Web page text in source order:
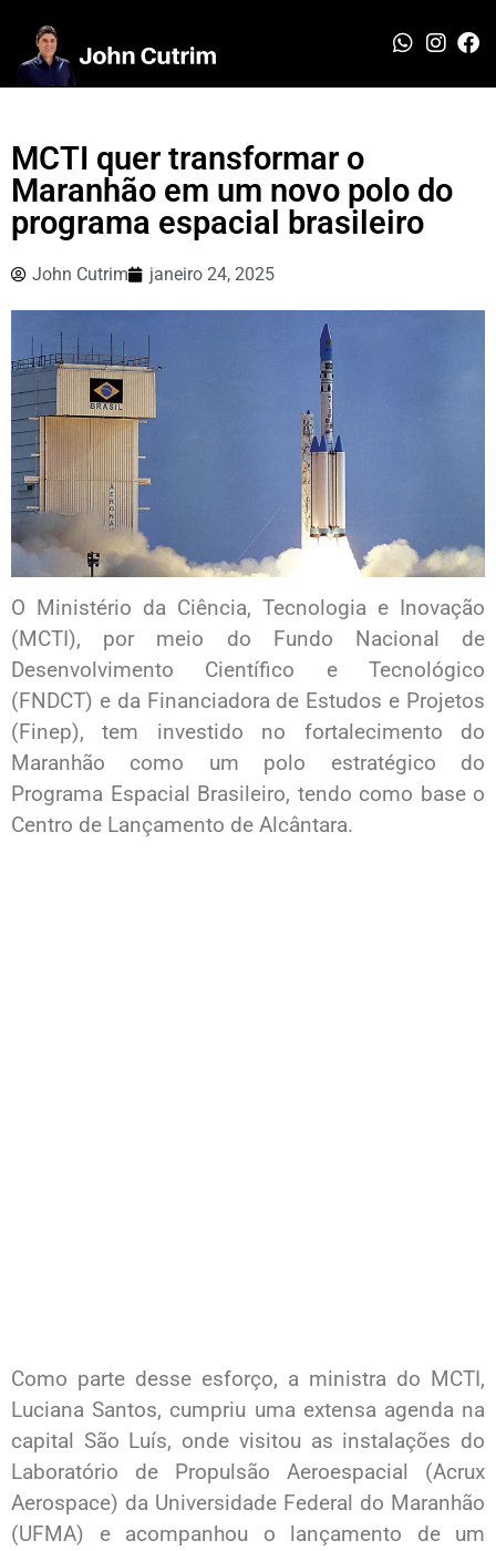
MCTI quer transformar o
Maranhão em um novo polo do
programa espacial brasileiro
John Cutrim janeiro 24, 2025
O Ministério da Ciência, Tecnologia e Inovação
(MCTI), por meio do Fundo Nacional de
Desenvolvimento Científico e Tecnológico
(FNDCT) e da Financiadora de Estudos e Projetos
(Finep), tem investido no fortalecimento do
Maranhão como um polo estratégico do
Programa Espacial Brasileiro, tendo como base o
Centro de Lançamento de Alcântara.
Como parte desse esforço, a ministra do MCTI,
Luciana Santos, cumpriu uma extensa agenda na
capital São Luís, onde visitou as instalações do
Laboratório de Propulsão Aeroespacial (Acrux
Aerospace) da Universidade Federal do Maranhão
(UFMA) e acompanhou o lançamento de um